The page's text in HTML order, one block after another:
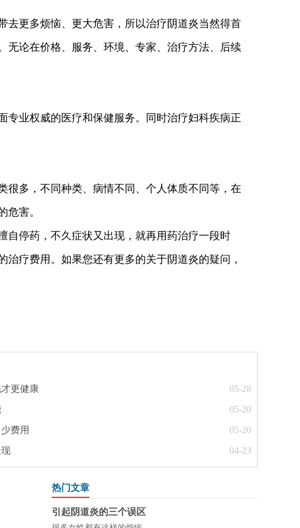
去更多烦恼、更大危害，所以治疗阴道炎当然得首
论在价格、服务、环境、专家、治疗方法、后续
业权威的医疗和保健服务。同时治疗妇科疾病正
多，不同种类、病情不同、个人体质不同等，在
危害。
自停药，不久症状又出现，就再用药治疗一段时
疗费用。如果您还有更多的关于阴道炎的疑问，
更健康 05-28
05-20
费用 05-20
04-23
热门文章
引起阴道炎的三个误区